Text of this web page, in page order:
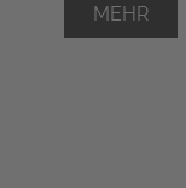
MEHR